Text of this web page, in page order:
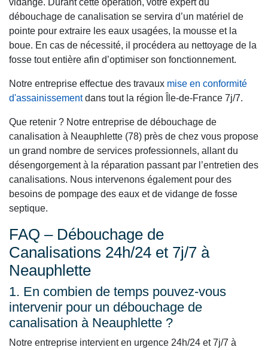
débouchage de canalisation se servira d’un matériel de
pointe pour extraire les eaux usagées, la mousse et la
boue. En cas de nécessité, il procédera au nettoyage de la
fosse tout entière afin d’optimiser son fonctionnement.
Notre entreprise effectue des travaux mise en conformité
d'assainissementdans tout la région Île-de-France 7j/7.
Que retenir ? Notre entreprise de débouchage de
canalisation à Neauphlette (78) près de chez vous propose
un grand nombre de services professionnels, allant du
désengorgement à la réparation passant par l’entretien des
canalisations. Nous intervenons également pour des
besoins de pompage des eaux et de vidange de fosse
septique.
FAQ – Débouchage de
Canalisations 24h/24 et 7j/7 à
Neauphlette
1. En combien de temps pouvez-vous
intervenir pour un débouchage de
canalisation à Neauphlette ?
Notre entreprise intervient en urgence 24h/24 et 7j/7 à